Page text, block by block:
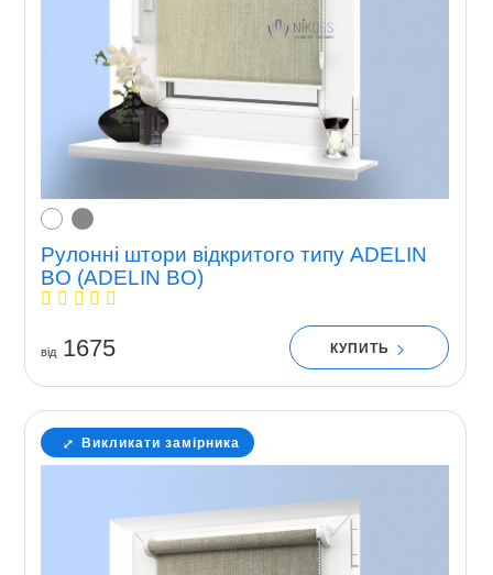
Рулонні штори відкритого типу ADELIN
BO (ADELIN BO)
вiд1675 КУПИТЬ
Викликати замірника